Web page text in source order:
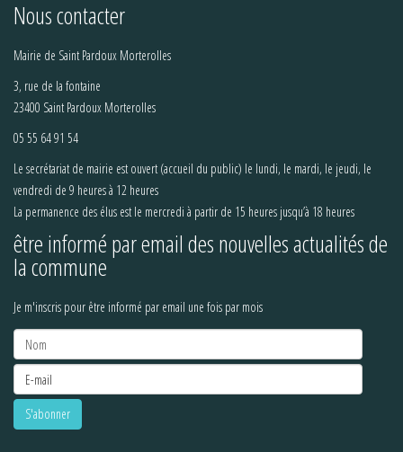
Nous contacter
Mairie de Saint Pardoux Morterolles
3, rue de la fontaine
23400 Saint Pardoux Morterolles
05 55 64 91 54
Le secrétariat de mairie est ouvert (accueil du public) le lundi, le mardi, le jeudi, le
vendredi de 9 heures à 12 heures
La permanence des élus est le mercredi à partir de 15 heures jusqu’à 18 heures
être informé par email des nouvelles actualités de
la commune
Je m'inscris pour être informé par email une fois par mois